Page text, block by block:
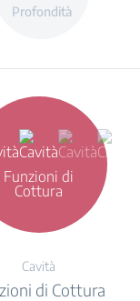
Profondità
Funzioni di
Cottura
Cavità
di Cottura